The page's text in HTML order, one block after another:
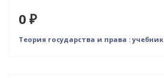
0 ₽
Теория государства и права : учебник